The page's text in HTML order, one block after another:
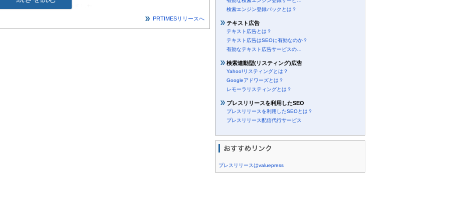
アンケートをおこないました。
PRTIMESリリースへ
検索エンジン登録パックとは？
テキスト広告
テキスト広告とは？
テキスト広告はSEOに有効なのか？
有効なテキスト広告サービスの…
検索連動型(リスティング)広告
Yahoo!リスティングとは？
Googleアドワーズとは？
レモーラリスティングとは？
プレスリリースを利用したSEO
プレスリリースを利用したSEOとは？
プレスリリース配信代行サービス
プレスリリースはvaluepress